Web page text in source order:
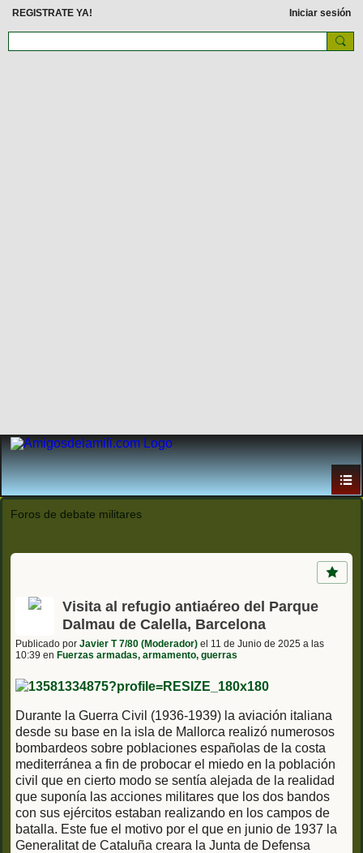
REGISTRATE YA! Iniciar sesión
Foros de debate militares
Visita al refugio antiaéreo del Parque
Dalmau de Calella, Barcelona
Publicado por Javier T 7/80 (Moderador) el 11 de Junio de 2025 a las
10:39 en Fuerzas armadas, armamento, guerras
Durante la Guerra Civil (1936-1939) la aviación italiana
desde su base en la isla de Mallorca realizó numerosos
bombardeos sobre poblaciones españolas de la costa
mediterránea a fin de probocar el miedo en la población
civil que en cierto modo se sentía alejada de la realidad
que suponía las acciones militares que los dos bandos
con sus ejércitos estaban realizando en los campos de
batalla. Este fue el motivo por el que en junio de 1937 la
Generalitat de Cataluña creara la Junta de Defensa